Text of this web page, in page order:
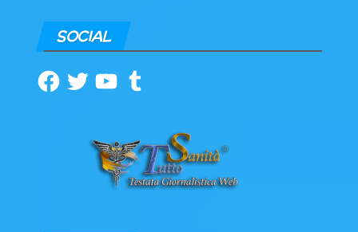
SOCIAL
Facebook
TwitterYouTubeTumblr